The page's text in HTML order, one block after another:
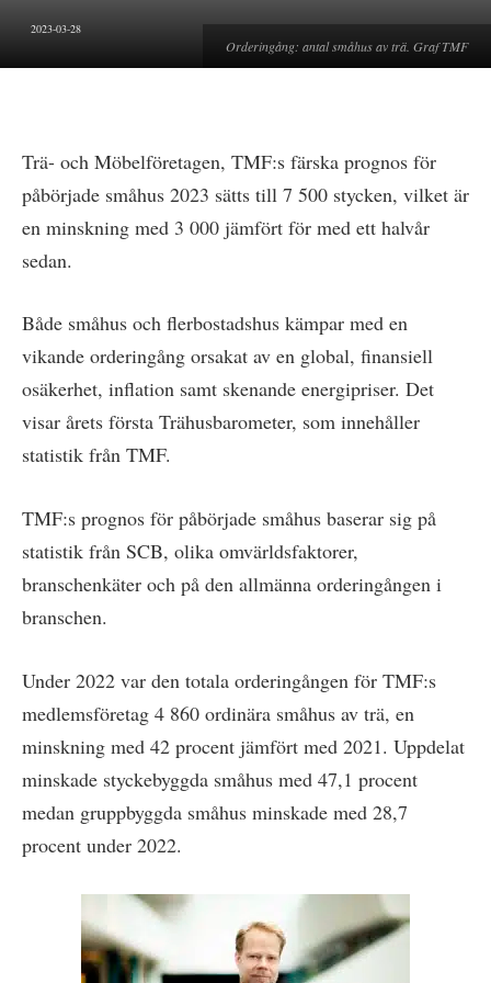
Orderingång: antal småhus av trä. Graf TMF
2023-03-28
Trä- och Möbelföretagen, TMF:s färska prognos för
påbörjade småhus 2023 sätts till 7 500 stycken, vilket är
en minskning med 3 000 jämfört för med ett halvår
sedan.
Både småhus och flerbostadshus kämpar med en
vikande orderingång orsakat av en global, finansiell
osäkerhet, inflation samt skenande energipriser. Det
visar årets första Trähusbarometer, som innehåller
statistik från TMF.
TMF:s prognos för påbörjade småhus baserar sig på
statistik från SCB, olika omvärldsfaktorer,
branschenkäter och på den allmänna orderingången i
branschen.
Under 2022 var den totala orderingången för TMF:s
medlemsföretag 4 860 ordinära småhus av trä, en
minskning med 42 procent jämfört med 2021. Uppdelat
minskade styckebyggda småhus med 47,1 procent
medan gruppbyggda småhus minskade med 28,7
procent under 2022.